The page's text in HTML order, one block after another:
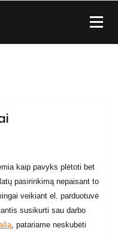
prekių tiekėjai,
kaip pavyks plėtoti bet
pasirinkimą nepaisant to
veikiant el. parduotuvė
susikurti sau darbo
, patariame neskubėti